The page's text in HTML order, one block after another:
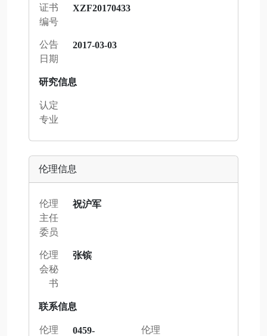
证书
编号
XZF20170433
公告
日期
2017-03-03
研究信息
认定
专业
伦理信息
伦理
主任
委员
祝沪军
伦理
会秘
书
张镔
联系信息
伦理
0459-
伦理